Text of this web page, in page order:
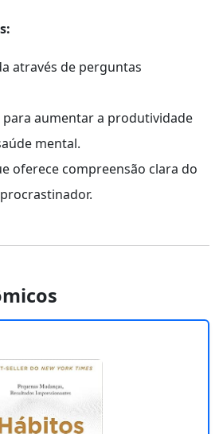
através de perguntas
para aumentar a produtividade
mental.
oferece compreensão clara do